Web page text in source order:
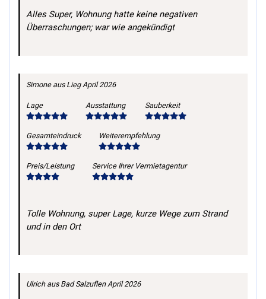
Alles Super, Wohnung hatte keine negativen
Überraschungen; war wie angekündigt
Simoneaus Lieg April 2026
Lage Ausstattung Sauberkeit
Gesamteindruck Weiterempfehlung
Preis/Leistung Service Ihrer Vermietagentur
Tolle Wohnung, super Lage, kurze Wege zum Strand
und in den Ort
Ulrichaus Bad Salzuflen April 2026